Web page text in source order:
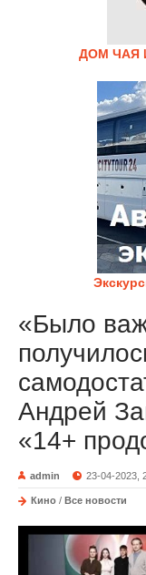
ДОМ ЧАЯ
«Было
Андрей
«14+
admin 23-04-2023,
Кино / Все новости